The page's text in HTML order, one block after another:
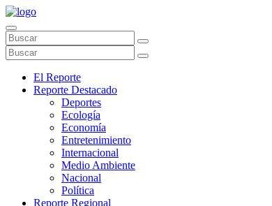
El Reporte
Reporte Destacado
Deportes
Ecología
Economía
Entretenimiento
Internacional
Medio Ambiente
Nacional
Política
Reporte Regional